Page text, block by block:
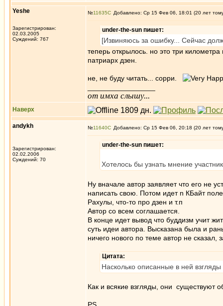
Yeshe
Зарегистрирован:
02.03.2005
Суждений: 767
№11635 Добавлено: Ср 15 Фев 06, 18:01 (20 лет
under-the-sun пишет:
[Извиняюсь за ошибку... Сейчас
теперь открылось. но это три
патриарх дзен.
не, не буду читать... сорри.
от имха слышу...
Наверх
andykh
Зарегистрирован:
02.02.2006
Суждений: 70
№11640 Добавлено: Ср 15 Фев 06, 20:18 (20 лет
under-the-sun пишет:
Хотелось бы узнать мнение
Ну вначале автор заявляет что его не
написать свою. Потом идет n КБайт
Рахулы, что-то про дзен и т.п
Автор со всем соглашается.
В конце идет вывод что буддизм учит
суть идеи автора. Высказана была и
ничего нового по теме автор не
Цитата:
Насколько описанные в ней
Как и всякие взгляды, они существуют